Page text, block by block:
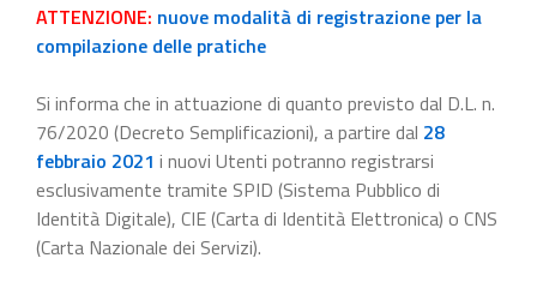
ATTENZIONE: nuove modalità di registrazione per la
compilazione delle pratiche
Si informa che in attuazione di quanto previsto dal D.L. n.
76/2020 (Decreto Semplificazioni), a partire dal 28
febbraio 2021 i nuovi Utenti potranno registrarsi
esclusivamente tramite SPID (Sistema Pubblico di
Identità Digitale), CIE (Carta di Identità Elettronica) o CNS
(Carta Nazionale dei Servizi).